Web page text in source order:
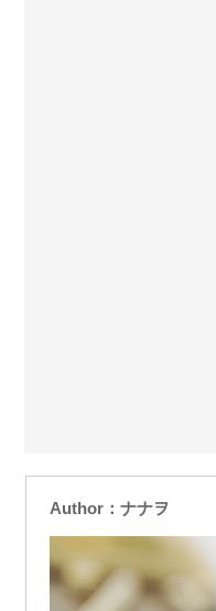
Author：ナナヲ